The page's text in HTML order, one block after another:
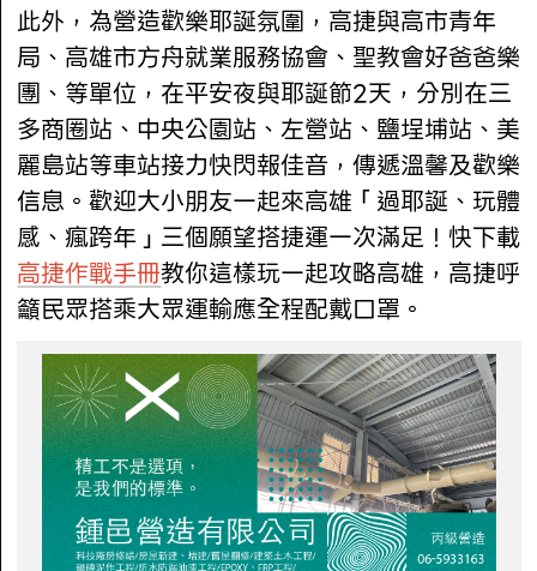
此外，為營造歡樂耶誕氛圍，高捷與高市青年
局、高雄市方舟就業服務協會、聖教會好爸爸樂
團、等單位，在平安夜與耶誕節2天，分別在三
多商圈站、中央公園站、左營站、鹽埕埔站、美
麗島站等車站接力快閃報佳音，傳遞溫馨及歡樂
信息。歡迎大小朋友一起來高雄「過耶誕、玩體
感、瘋跨年」三個願望搭捷運一次滿足！快下載
高捷作戰手冊教你這樣玩一起攻略高雄，高捷呼
籲民眾搭乘大眾運輸應全程配戴口罩。